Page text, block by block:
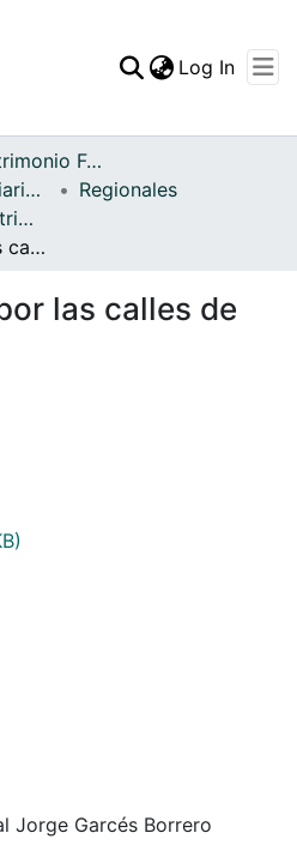
Statistics
Log In
Archivo del Patrimonio Fotográfico y Fílmico del Valle del Cauca
Fondo Fotográfico Diario Occidente
Regionales
FFDO - Cartago - Patrimonial
Desfile Militar por las calles de Cartago
las calles de
Jorge Garcés Borrero